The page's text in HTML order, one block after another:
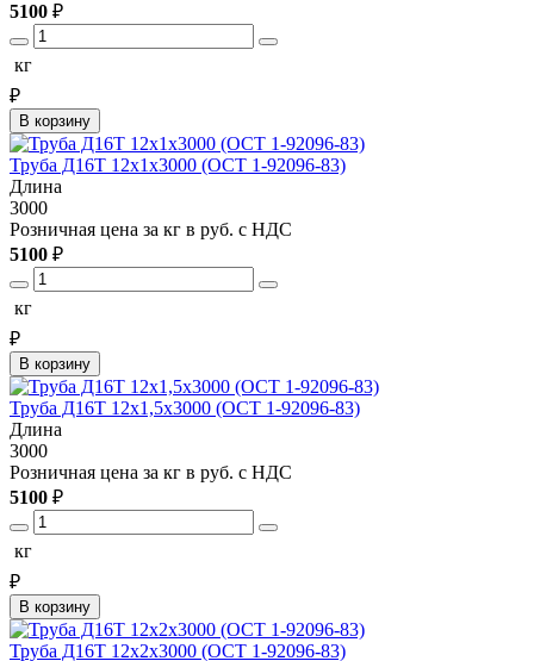
5100 ₽
кг
₽
В корзину
Труба Д16Т 12х1х3000 (ОСТ 1-92096-83)
Длина
3000
Розничная цена за кг в руб. с НДС
5100 ₽
кг
₽
В корзину
Труба Д16Т 12х1,5х3000 (ОСТ 1-92096-83)
Длина
3000
Розничная цена за кг в руб. с НДС
5100 ₽
кг
₽
В корзину
Труба Д16Т 12х2х3000 (ОСТ 1-92096-83)